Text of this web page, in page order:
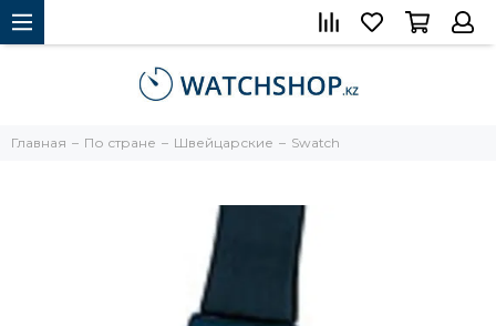
Главная По стране Швейцарские Swatch